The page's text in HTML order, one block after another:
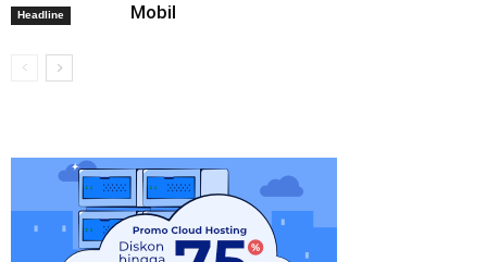
Headline
Mobil